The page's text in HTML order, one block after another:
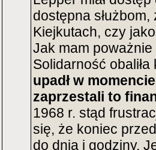
dostępna
Kiejkutach, czy
Jak mam
Solidarność
upadł w
zaprzestali to
1968 r. stąd
się, że koniec
do dnia i godziny.